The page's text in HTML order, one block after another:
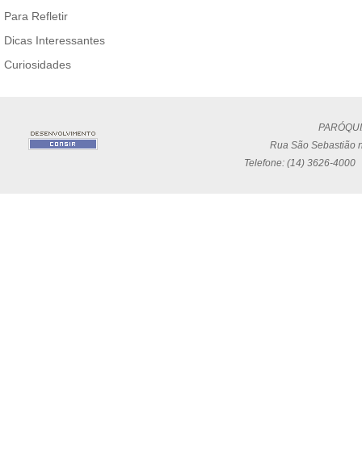
Para Refletir
Dicas Interessantes
Curiosidades
Rua São Sebastião
Telefone: (14) 3626-